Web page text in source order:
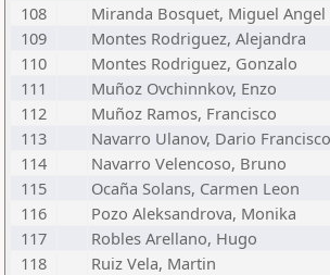
108
Miranda Bosquet, Miguel Angel
109
Montes Rodriguez, Alejandra
110
Montes Rodriguez, Gonzalo
111
Muñoz Ovchinnkov, Enzo
112
Muñoz Ramos, Francisco
113
Navarro Ulanov, Dario Francisco
114
Navarro Velencoso, Bruno
115
Ocaña Solans, Carmen Leon
116
Pozo Aleksandrova, Monika
117
Robles Arellano, Hugo
118
Ruiz Vela, Martin